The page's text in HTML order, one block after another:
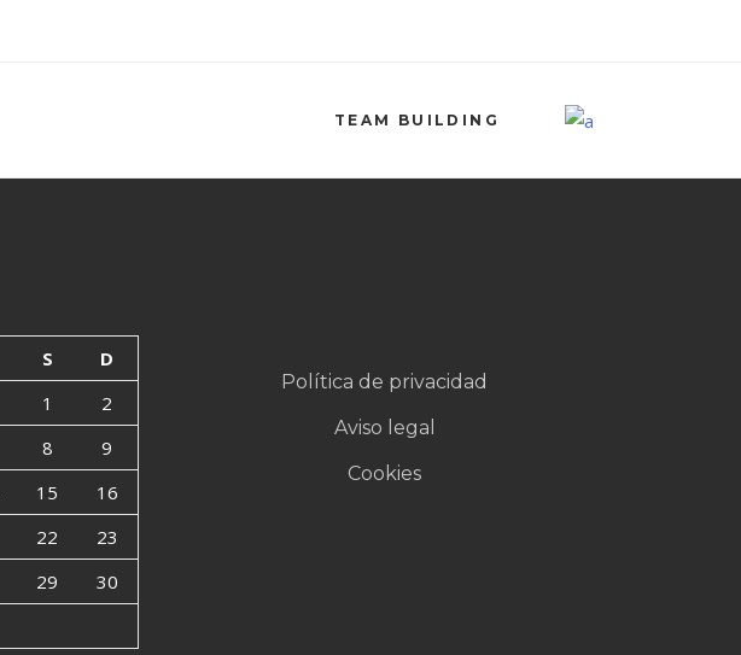
TEAM BUILDING
S
D
1
2
8
9
15
16
22
23
29
30
Política de privacidad
Aviso legal
Cookies